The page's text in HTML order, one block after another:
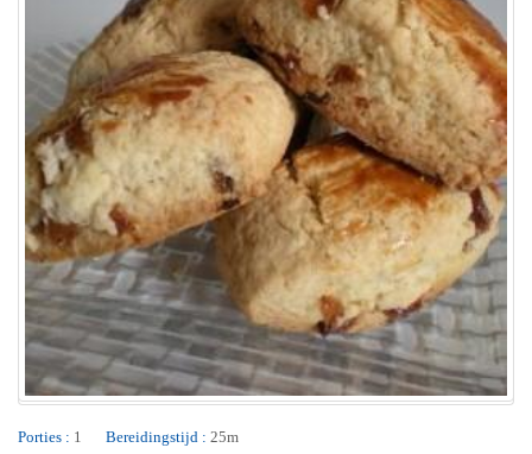
Porties : 1 Bereidingstijd : 25m